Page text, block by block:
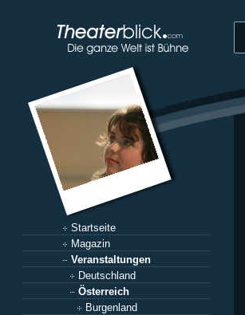
Startseite
Magazin
Veranstaltungen
Deutschland
Österreich
Burgenland